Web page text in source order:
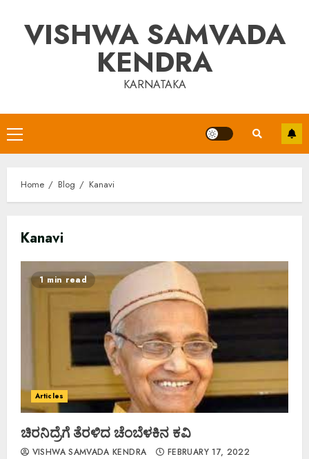
contentVISHWA SAMVADA
KENDRA
KARNATAKA
Primary
Menu
Home Blog Kanavi
Kanavi
1 min read
Articles
ಚಿರನಿದ್ರೆಗೆ ತೆರಳಿದ ಚೆಂಬೆಳಕಿನ ಕವಿ
VISHWA SAMVADA KENDRA FEBRUARY 17, 2022